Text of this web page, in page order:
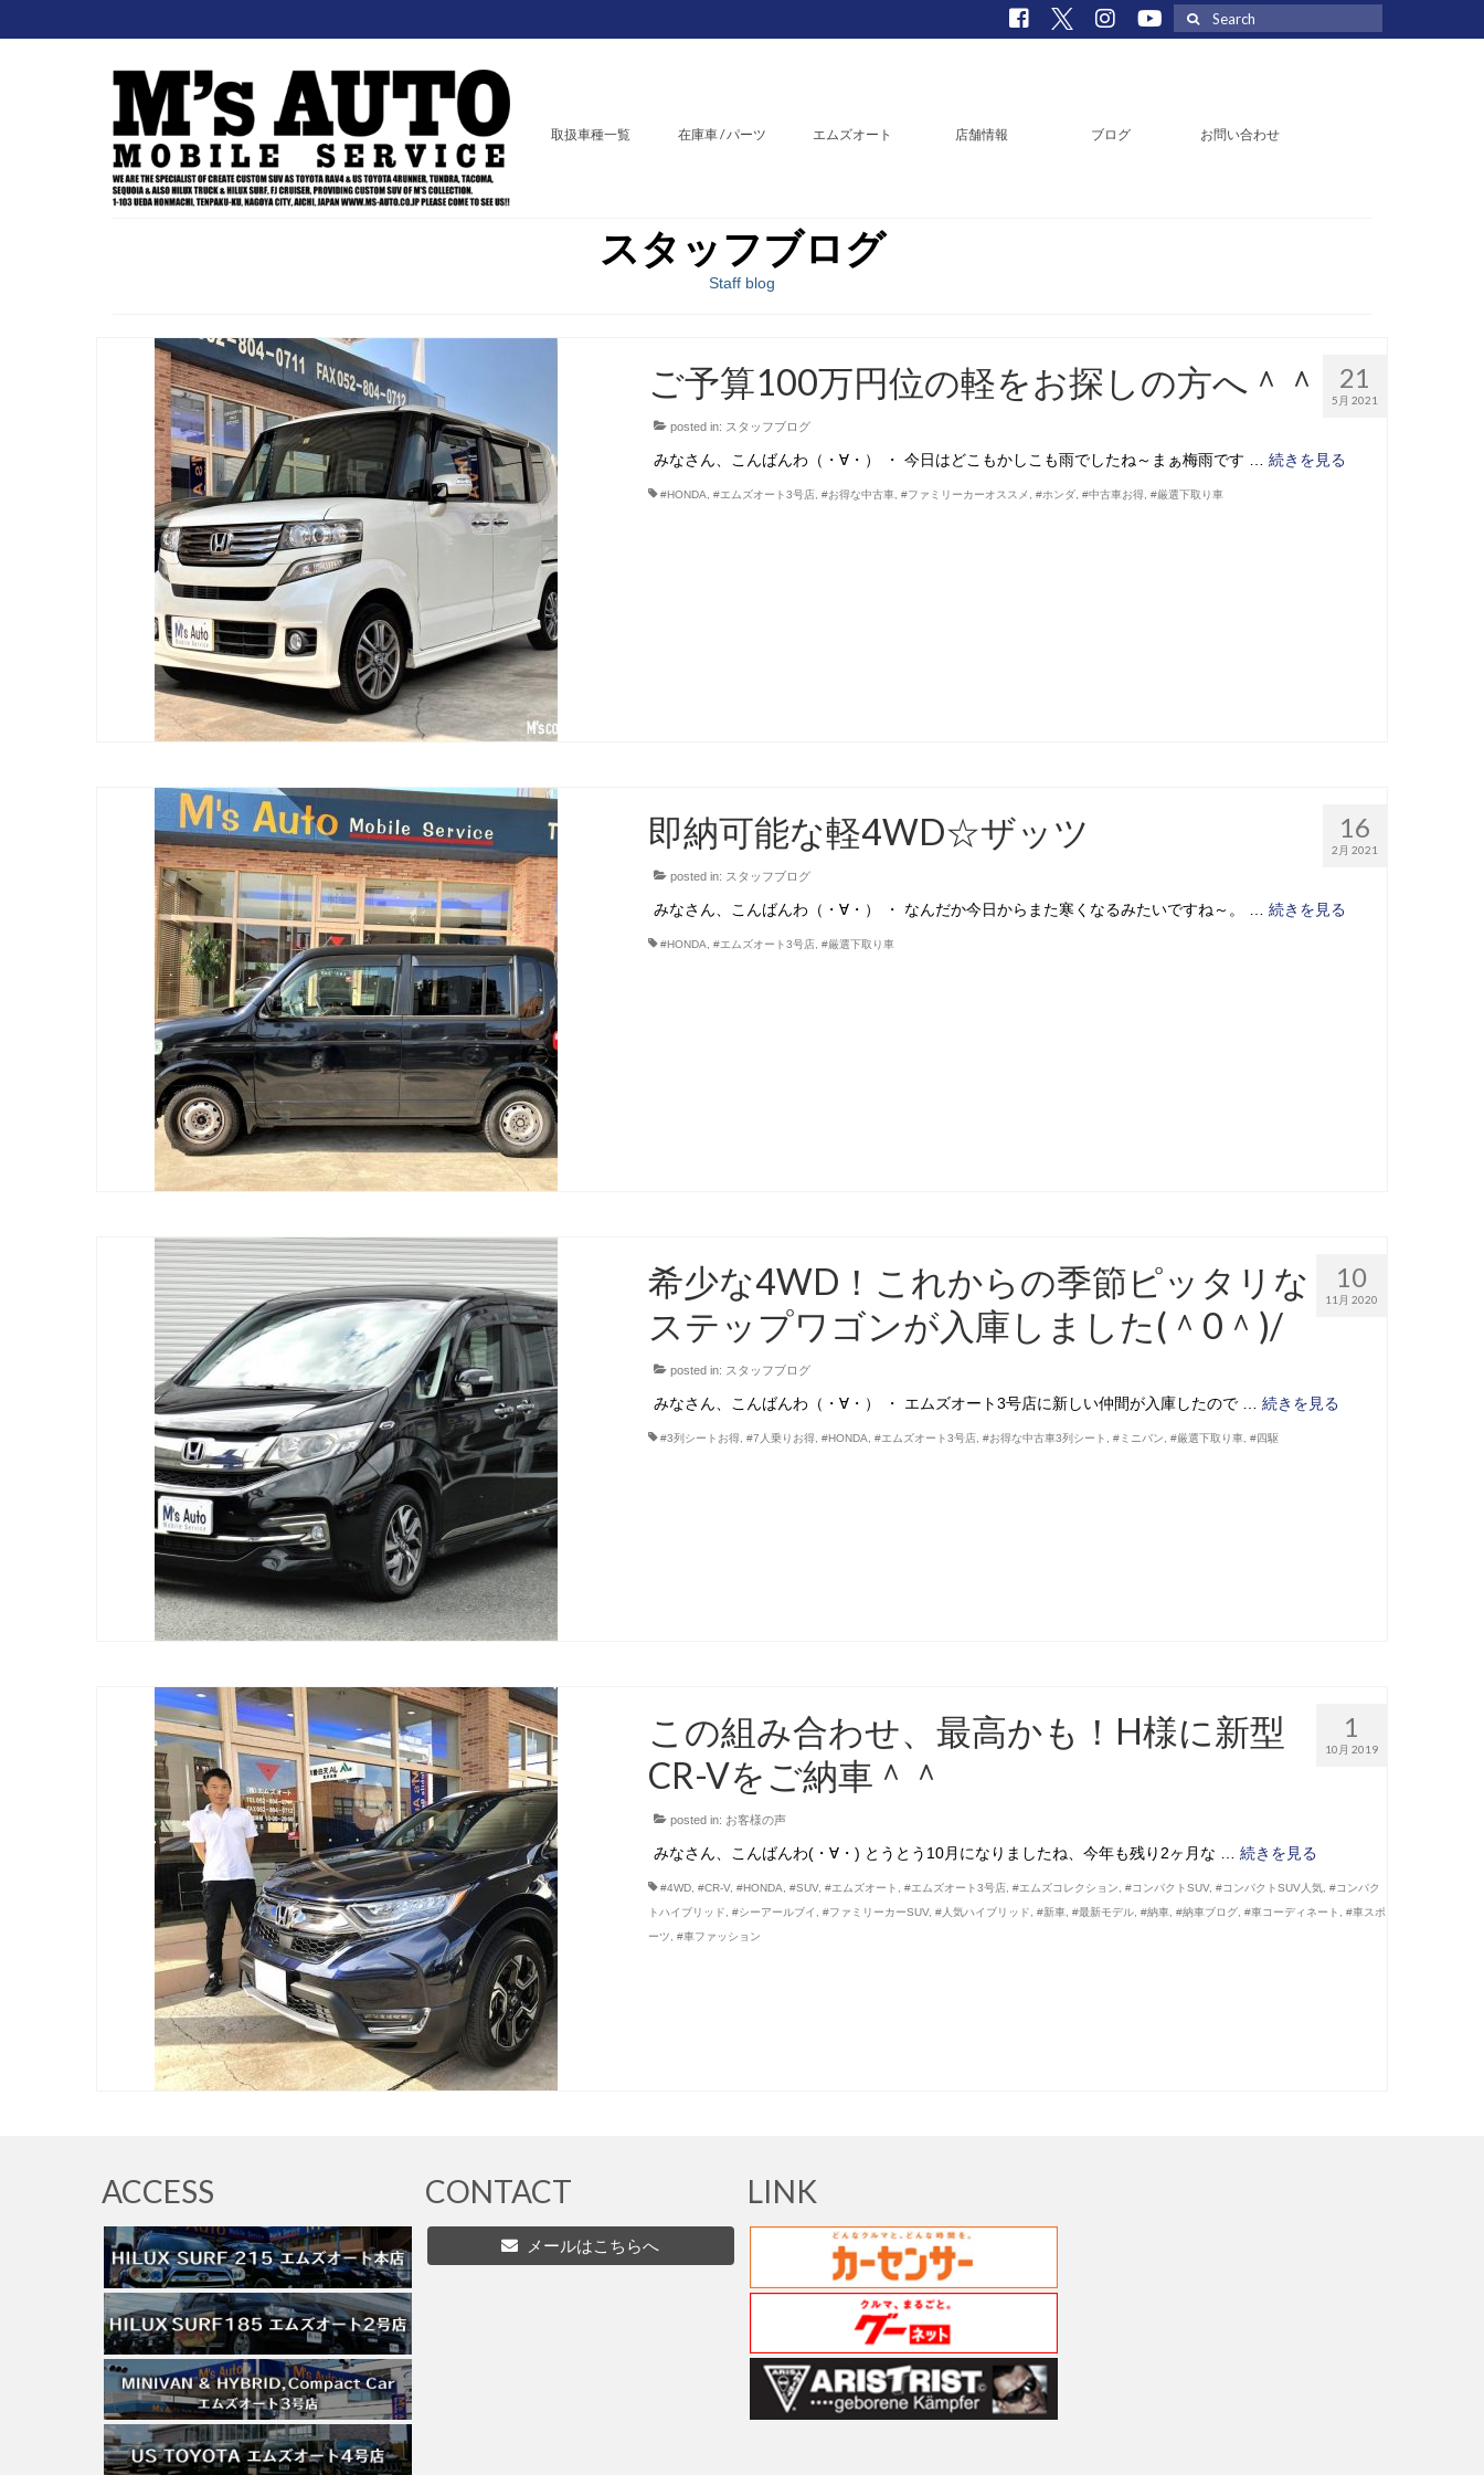
Search
for:
取扱車種一覧 在庫車 / パーツ エムズオート 店舗情報 ブログ お問い合わせ
スタッフブログ
Staff blog
21
5月 2021
ご予算100万円位の軽をお探しの方へ＾＾
posted in: スタッフブログ
みなさん、こんばんわ（・∀・） ・ 今日はどこもかしこも雨でしたね～まぁ梅雨です …続きを見る
#HONDA ,#エムズオート3号店 ,#お得な中古車 ,#ファミリーカーオススメ ,#ホンダ ,#中古車お得 ,#厳選下取り車
16
2月 2021
即納可能な軽4WD☆ザッツ
posted in: スタッフブログ
みなさん、こんばんわ（・∀・） ・ なんだか今日からまた寒くなるみたいですね～。 …続きを見る
#HONDA ,#エムズオート3号店 ,#厳選下取り車
10
11月 2020
希少な4WD！これからの季節ピッタリな
ステップワゴンが入庫しました(＾0＾)/
posted in: スタッフブログ
みなさん、こんばんわ（・∀・） ・ エムズオート3号店に新しい仲間が入庫したので …続きを見る
#3列シートお得 ,#7人乗りお得 ,#HONDA ,#エムズオート3号店 ,#お得な中古車3列シート ,#ミニバン ,#厳選下取り車 ,#四駆
1
10月 2019
この組み合わせ、最高かも！H様に新型
CR-Vをご納車＾＾
posted in: お客様の声
みなさん、こんばんわ(・∀・) とうとう10月になりましたね、今年も残り2ヶ月な …続きを見る
#4WD ,#CR-V,#HONDA ,#SUV,#エムズオート ,#エムズオート3号店 ,#エムズコレクション ,#コンパクトSUV,#コンパクトSUV人気 ,#コンパク
トハイブリッド
,#シーアールブイ ,#ファミリーカーSUV,#人気ハイブリッド ,#新車 ,#最新モデル ,#納車 ,#納車ブログ ,#車コーディネート ,#車スポ
ーツ
,#車ファッション
ACCESS CONTACT
メールはこちらへ
LINK